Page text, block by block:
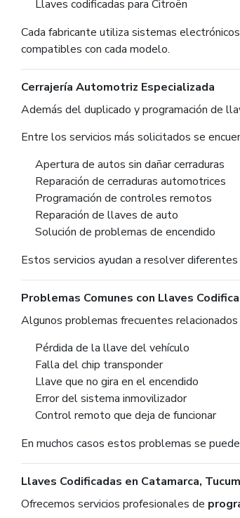
Llaves codificadas para Citroën
Cada fabricante utiliza sistemas
compatibles con cada modelo.
Cerrajería Automotriz Especializada
Además del duplicado y programación de
Entre los servicios más solicitados se
Apertura de autos sin dañar cerraduras
Reparación de cerraduras automotrices
Programación de controles remotos
Reparación de llaves de auto
Solución de problemas de encendido
Estos servicios ayudan a resolver
Problemas Comunes con Llaves
Algunos problemas frecuentes
Pérdida de la llave del vehículo
Falla del chip transponder
Llave que no gira en el encendido
Error del sistema inmovilizador
Control remoto que deja de funcionar
En muchos casos estos problemas se
Llaves Codificadas en Catamarca,
Ofrecemos servicios profesionales de